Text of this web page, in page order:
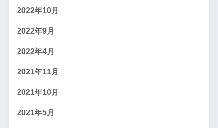
2022年10月
2022年9月
2022年4月
2021年11月
2021年10月
2021年5月